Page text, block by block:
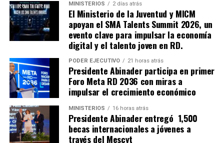
MINISTERIOS 2 días atrás
El Ministerio de la Juventud y MICM
apoyan el SMA Talents Summit 2026, un
evento clave para impulsar la economía
digital y el talento joven en RD.
PODER EJECUTIVO 21 horas atrás
Presidente Abinader participa en primer
Foro Meta RD 2036 con miras a
impulsar el crecimiento económico
MINISTERIOS 16 horas atrás
Presidente Abinader entregó 1,500
becas internacionales a jóvenes a
través del Mescyt